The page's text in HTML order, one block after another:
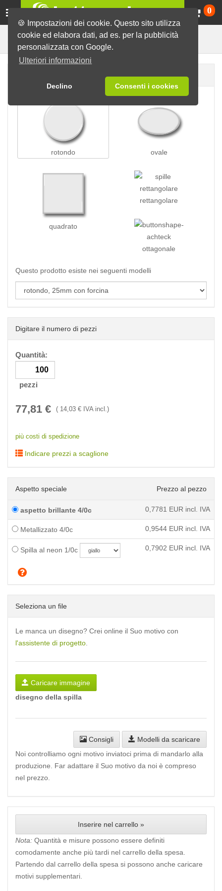
🍪 Impostazioni dei cookie. Questo sito utilizza
cookie ed elabora dati, ad es. per la pubblicità
personalizzata con Google.
Ulteriori informazioni
Declino Consenti i cookies
0
Spille Spille a pressione
rotondo ovale
quadrato
rettangolare
ottagonale
Questo prodotto esiste nei seguenti modelli
Digitare il numero di pezzi
Quantità:
pezzi
77,81 € ( 14,03 € IVA incl.)
più costi di spedizione
Indicare prezzi a scaglione
Aspetto speciale Prezzo al pezzo
aspetto brillante 4/0c 0,7781 EUR incl. IVA
Metallizzato 4/0c 0,9544 EUR incl. IVA
Spilla al neon 1/0c 0,7902 EUR incl. IVA
Seleziona un file
Le manca un disegno? Crei online il Suo motivo con
l'assistente di progetto
Caricare immagine
disegno della spilla
Consigli
Modelli da scaricare
Noi controlliamo ogni motivo inviatoci prima di mandarlo alla
produzione. Far adattare il Suo motivo da noi è compreso
nel prezzo.
Inserire nel carrello »
Nota: Quantità e misure possono essere definiti
comodamente anche più tardi nel carrello della spesa.
Partendo dal carrello della spesa si possono anche caricare
motivi supplementari.